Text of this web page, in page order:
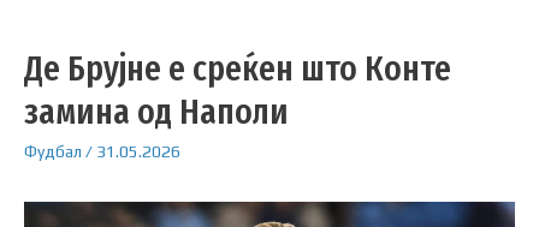
Де Брујне е среќен што Конте
замина од Наполи
Фудбал / 31.05.2026